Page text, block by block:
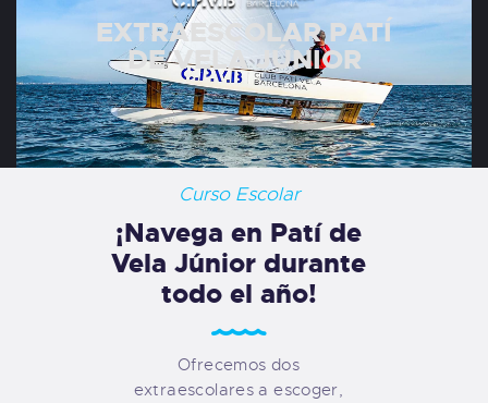
EXTRAESCOLAR PATÍ
DE VELA JÚNIOR
Curso Escolar
¡Navega en Patí de
Vela Júnior durante
todo el año!
Ofrecemos dos
extraescolares a escoger,